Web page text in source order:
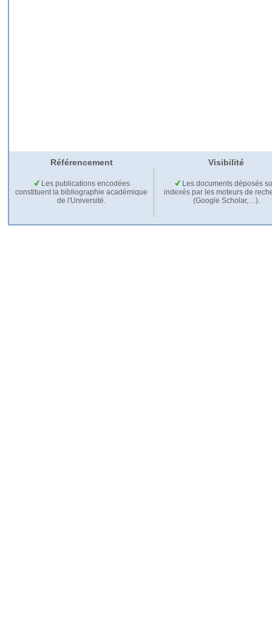
Référencement Visibilité
Les publications encodées
constituent la bibliographie académique
de l'Université.
Les documents déposés
indexés par les moteurs de
(Google Scholar,…).